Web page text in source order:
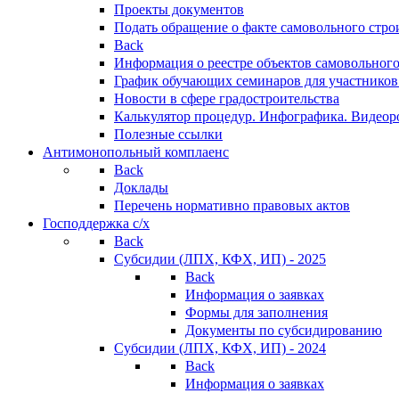
Проекты документов
Подать обращение о факте самовольного
Back
Информация о реестре объектов
График обучающих семинаров для участников
Новости в сфере градостроительства
Калькулятор процедур. Инфографика.
Полезные ссылки
Антимонопольный комплаенс
Back
Доклады
Перечень нормативно правовых актов
Господдержка с/х
Back
Субсидии (ЛПХ, КФХ, ИП) - 2025
Back
Информация о заявках
Формы для заполнения
Документы по субсидированию
Субсидии (ЛПХ, КФХ, ИП) - 2024
Back
Информация о заявках